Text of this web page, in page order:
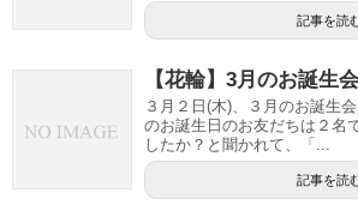
記事を読
【花輪】3月のお誕生会
３月２日(木)、３月のお誕生
のお誕生日のお友だちは２名
したか？と聞かれて、「...
記事を読